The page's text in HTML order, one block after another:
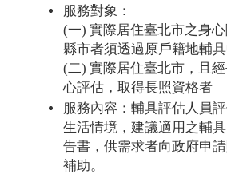
服務對象：
(一) 實際居住臺北市之身
縣市者須透過原戶籍地輔
(二) 實際居住臺北市，且
心評估，取得長照資格者
服務內容：輔具評估人員
生活情境，建議適用之輔
告書，供需求者向政府申
補助。